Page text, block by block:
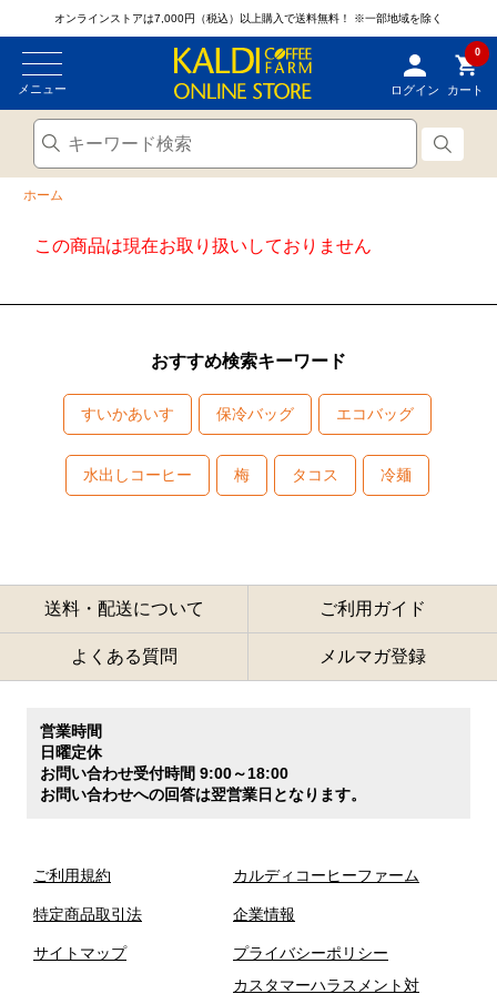
オンラインストアは7,000円（税込）以上購入で送料無料！ ※一部地域を除く
メニュー ログイン
0
カート
ホーム
この商品は現在お取り扱いしておりません
おすすめ検索キーワード
すいかあいす 保冷バッグ エコバッグ
水出しコーヒー 梅 タコス 冷麺
送料・配送について ご利用ガイド
よくある質問 メルマガ登録
営業時間
日曜定休
お問い合わせ受付時間 9:00～18:00
お問い合わせへの回答は翌営業日となります。
ご利用規約
特定商品取引法
サイトマップ
カルディコーヒーファーム
企業情報
プライバシーポリシー
カスタマーハラスメント対